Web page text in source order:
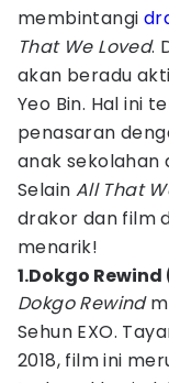
membintangi
That We Loved.
akan beradu
Yeo Bin. Hal ini
penasaran
anak sekolahan
Selain All That
drakor dan film
menarik!
1.Dokgo Rewind
Dokgo Rewind
Sehun EXO.
2018, film ini